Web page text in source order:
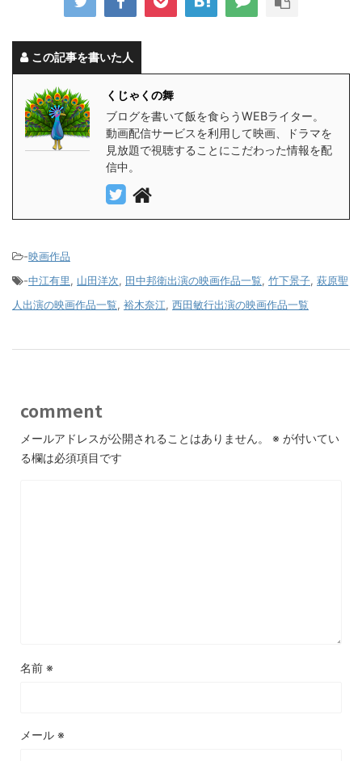
この記事を書いた人
くじゃくの舞
ブログを書いて飯を食らうWEBライター。
動画配信サービスを利用して映画、ドラマを
見放題で視聴することにこだわった情報を配
信中。
-映画作品
-中江有里, 山田洋次, 田中邦衛出演の映画作品一覧, 竹下景子, 萩原聖
人出演の映画作品一覧, 裕木奈江, 西田敏行出演の映画作品一覧
comment
メールアドレスが公開されることはありません。 ※ が付いてい
る欄は必須項目です
名前 ※
メール ※